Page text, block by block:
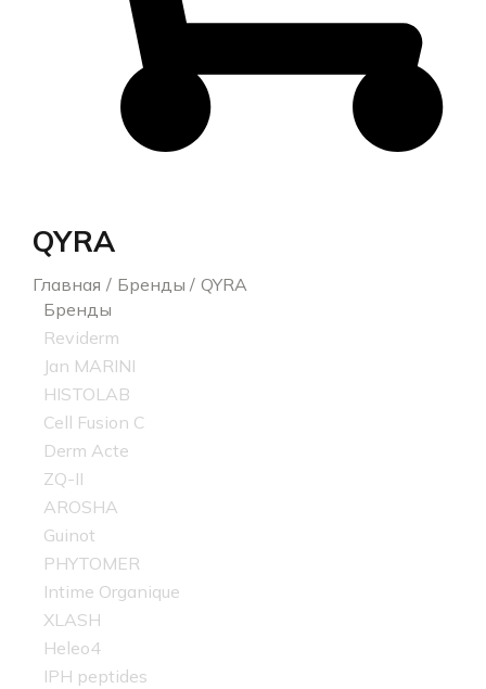
QYRA
Главная Бренды
QYRA
Бренды
Reviderm
Jan MARINI
HISTOLAB
Cell Fusion C
Derm Acte
ZQ-II
AROSHA
Guinot
PHYTOMER
Intime Organique
XLASH
Heleo4
IPH peptides